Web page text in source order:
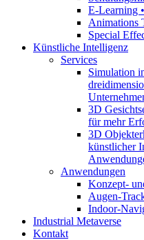
E-Learning
Animations
Special
Künstliche Intelligenz
Services
Simulation
3D
für mehr
3D
künstlicher
Anwendungen
Konzept-
Augen-
Indoor-
Industrial Metaverse
Kontakt